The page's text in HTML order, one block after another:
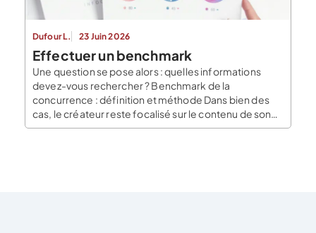
Dufour L. 23 Juin 2026
Effectuer un benchmark
Une question se pose alors : quelles informations
devez-vous rechercher ? Benchmark de la
concurrence : définition et méthode Dans bien des
cas, le créateur reste focalisé sur le contenu de son
offre et néglige le benchmark de ses